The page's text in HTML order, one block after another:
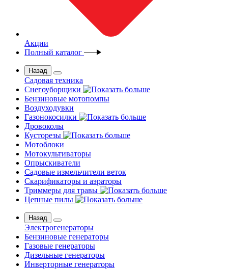
Акции
Полный каталог
Назад
Садовая техника
Снегоуборщики
Бензиновые мотопомпы
Воздуходувки
Газонокосилки
Дровоколы
Кусторезы
Мотоблоки
Мотокультиваторы
Опрыскиватели
Садовые измельчители веток
Скарификаторы и аэраторы
Триммеры для травы
Цепные пилы
Назад
Электрогенераторы
Бензиновые генераторы
Газовые генераторы
Дизельные генераторы
Инверторные генераторы